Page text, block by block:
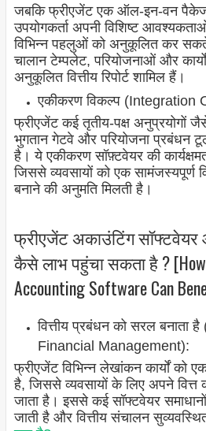
जबकि फ्रीएजेंट एक ऑल-इन-वन
उपयोगकर्ता अपनी विशिष्ट
विभिन्न पहलुओं को अनुकूलित कर
चालान टेम्पलेट, परियोजनाओं और
अनुकूलित वित्तीय रिपोर्ट शामिल हैं।
एकीकरण विकल्प (Integration
फ्रीएजेंट कई तृतीय-पक्ष अनुप्रयोगों
भुगतान गेटवे और परियोजना प्रबंधन
है। ये एकीकरण सॉफ़्टवेयर की
जिससे व्यवसायों को एक सामंजस्यपूर्ण
बनाने की अनुमति मिलती है।
फ्रीएजेंट अकाउंटिंग
कैसे लाभ पहुंचा सकता है ? [How
Accounting Software Can
वित्तीय प्रबंधन को सरल बनाता
Financial Management):
फ्रीएजेंट विभिन्न लेखांकन कार्यों को
है, जिससे व्यवसायों के लिए अपने
जाता है। इससे कई सॉफ्टवेयर
जाती है और वित्तीय संचालन